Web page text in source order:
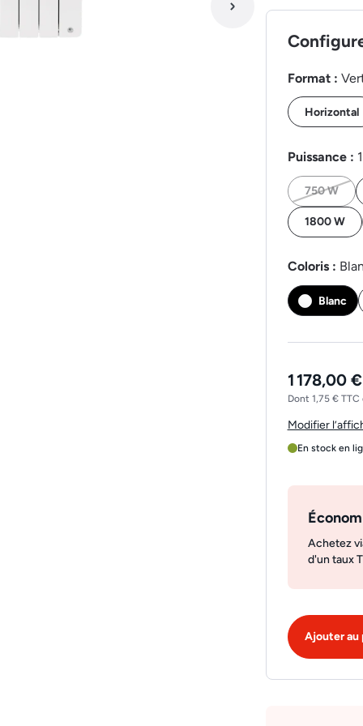
Format :
Horizontal
Puissance :
750 W
1800 W
Coloris :
Blanc
1 178,00 €
Dont 1,75 €
Modifier
En stock en
Achetez
d'un taux
Ajouter au